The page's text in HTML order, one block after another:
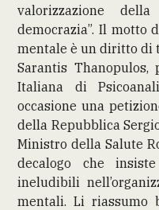
valorizzazione
democrazia”. Il motto
mentale è un diritto di
Sarantis Thanopulos,
Italiana di
occasione una
della Repubblica
Ministro della Salute
decalogo che
ineludibili
mentali. Li riassumo